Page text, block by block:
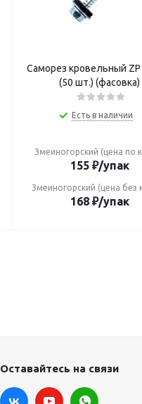
Саморез кровельный
(50 шт.) (фасовка)
Есть в наличии
Змеиногорский (цена по
155₽/упак
Змеиногорский (цена без
168₽/упак
Оставайтесь на связи